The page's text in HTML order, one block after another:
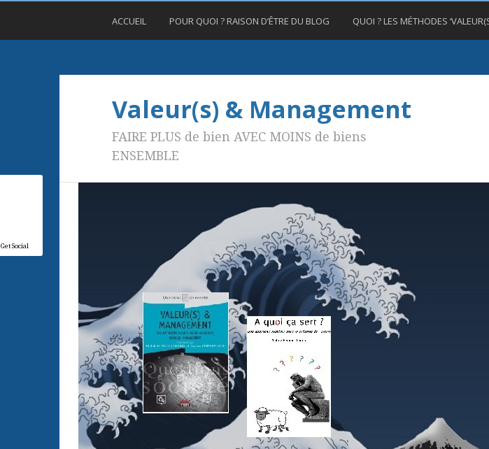
ACCUEIL POUR QUOI ? RAISON D’ÊTRE DU BLOG QUOI ? LES MÉTHODES
Valeur(s) & Management
FAIRE PLUS de bien AVEC MOINS de biens
ENSEMBLE
GetSocial